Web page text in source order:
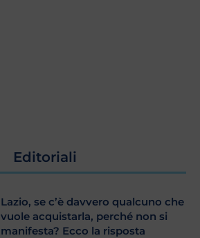
Editoriali
Lazio, se c’è davvero qualcuno che
vuole acquistarla, perché non si
manifesta? Ecco la risposta